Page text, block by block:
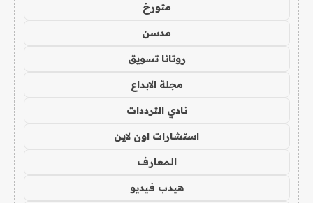
متورخ
مدسن
روتانا تسويق
مجلة الابداع
نادي الترددات
استشارات اون لاين
المعارف
هيدب فيديو